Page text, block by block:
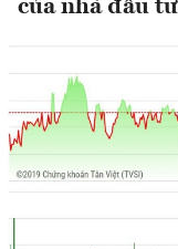
của nhà đầu